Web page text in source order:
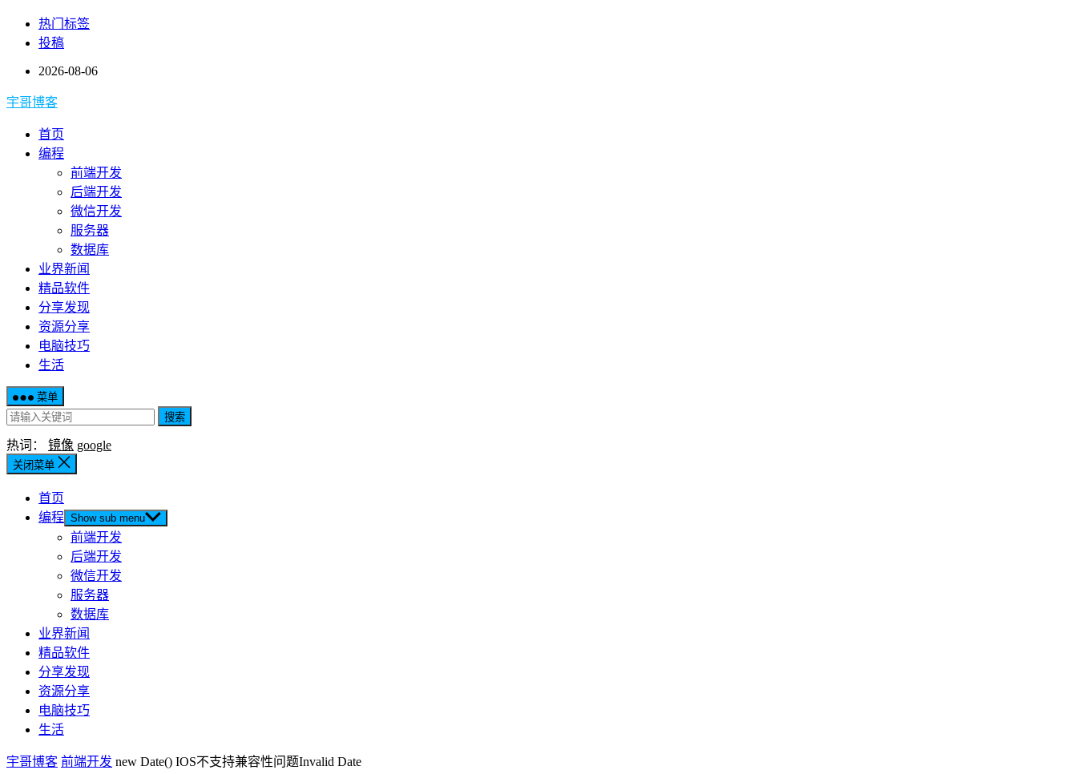
热门标签
投稿
2026-08-06
宇哥博客
首页
编程
前端开发
后端开发
微信开发
服务器
数据库
业界新闻
精品软件
分享发现
资源分享
电脑技巧
生活
菜单
搜索
热词： 镜像 google
关闭菜单
首页
编程 Show sub menu
前端开发
后端开发
微信开发
服务器
数据库
业界新闻
精品软件
分享发现
资源分享
电脑技巧
生活
宇哥博客 前端开发 new Date() IOS不支持兼容性问题Invalid Date